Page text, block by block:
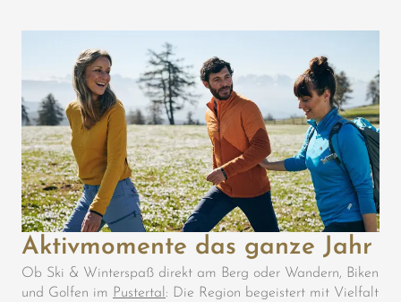
Aktivmomente das ganze Jahr
Ob Ski & Winterspaß direkt am Berg oder Wandern, Biken
und Golfen im Pustertal : Die Region begeistert mit Vielfalt